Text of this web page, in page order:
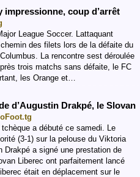
impressionne, coup d’arrêt
League Soccer. Lattaquant
des filets lors de la défaite du
La rencontre sest déroulée
trois matchs sans défaite, le FC
les Orange et…
d’Augustin Drakpé, le Slovan
a débuté ce samedi. Le
(3-1) sur la pelouse du Viktoria
Drakpé a signé une prestation de
Liberec ont parfaitement lancé
était en déplacement sur le